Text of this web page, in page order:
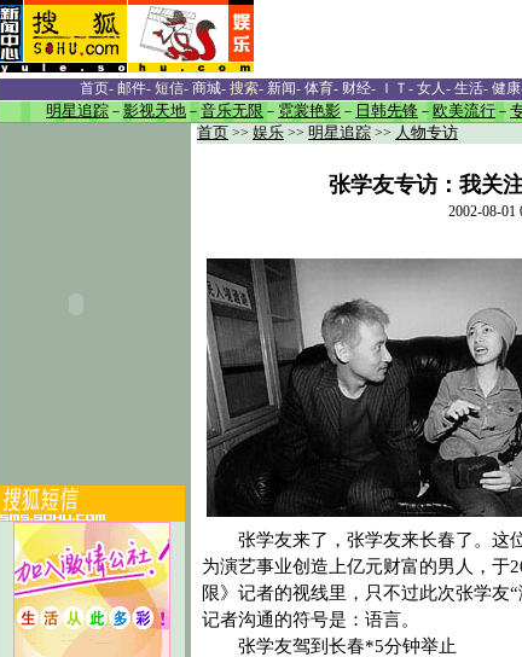
首页- 邮件- 短信- 商城- 搜索- 新闻- 体育- 财经- ＩＴ - 女人- 生活- 健康
明星追踪 － 影视天地 － 音乐无限 － 霓裳艳影 － 日韩先锋 － 欧美流行 －
首页 >> 娱乐 >> 明星追踪 >> 人物专访
张学友专访：我关
2002-08-
张学友来了，张学友来长春了。这位
为演艺事业创造上亿元财富的男人，于
限》记者的视线里，只不过此次张学
记者沟通的符号是：语言。
张学友驾到长春*5分钟举止